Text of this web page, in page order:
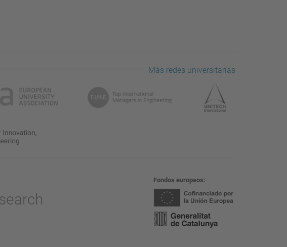
Más redes universitarias
Fondos europeos